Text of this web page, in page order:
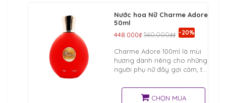
Nước hoa Nữ Charme Adore
50ml
448.000₫ 560.000₫₫ -20%
Charme Adore 100ml là mùi
hương dành riêng cho những
người phụ nữ đầy gợi cảm, tự
tính đặc trưng của mình.
CHỌN MUA